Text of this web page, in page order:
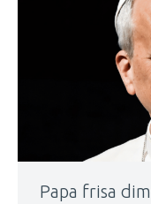
Papa frisa